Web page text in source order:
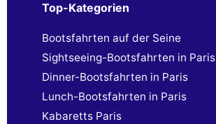
Top-Kategorien
Bootsfahrten auf der Seine
Sightseeing-Bootsfahrten in Paris
Dinner-Bootsfahrten in Paris
Lunch-Bootsfahrten in Paris
Kabaretts Paris